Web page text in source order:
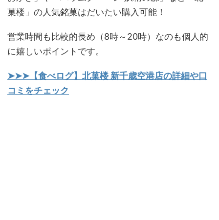
菓楼」の人気銘菓はだいたい購入可能！
営業時間も比較的長め（8時～20時）なのも個人的
に嬉しいポイントです。
➤➤➤【食べログ】北菓楼 新千歳空港店の詳細や口
コミをチェック